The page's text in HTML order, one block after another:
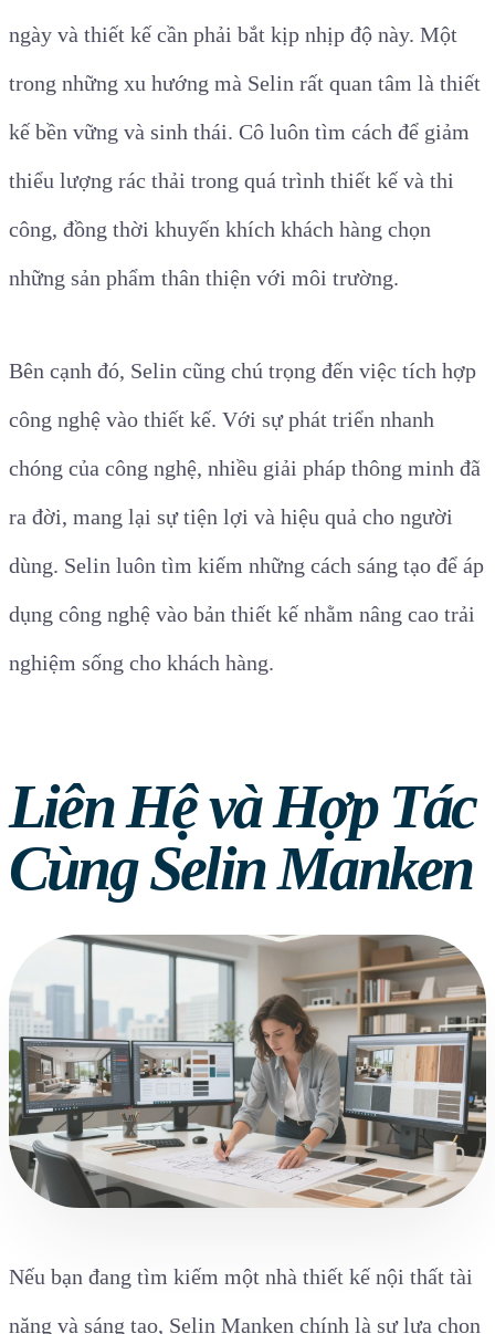
ngày và thiết kế cần phải bắt kịp nhịp độ này. Một
trong những xu hướng mà Selin rất quan tâm là thiết
kế bền vững và sinh thái. Cô luôn tìm cách để giảm
thiểu lượng rác thải trong quá trình thiết kế và thi
công, đồng thời khuyến khích khách hàng chọn
những sản phẩm thân thiện với môi trường.
Bên cạnh đó, Selin cũng chú trọng đến việc tích hợp
công nghệ vào thiết kế. Với sự phát triển nhanh
chóng của công nghệ, nhiều giải pháp thông minh đã
ra đời, mang lại sự tiện lợi và hiệu quả cho người
dùng. Selin luôn tìm kiếm những cách sáng tạo để áp
dụng công nghệ vào bản thiết kế nhằm nâng cao trải
nghiệm sống cho khách hàng.
Liên Hệ và Hợp Tác
Cùng Selin Manken
Nếu bạn đang tìm kiếm một nhà thiết kế nội thất tài
năng và sáng tạo, Selin Manken chính là sự lựa chọn